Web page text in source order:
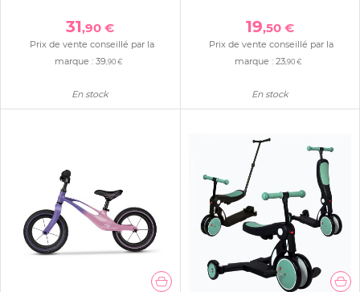
31,90 €
Prix de vente conseillé par la
marque : 39,90 €
En stock
19,50 €
Prix de vente conseillé par la
marque : 23,90 €
En stock